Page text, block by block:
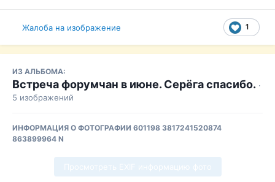
1
Жалоба на изображение
ИЗ АЛЬБОМА:
Встреча форумчан в июне. Серёга спасибо. ·
5 изображений
ИНФОРМАЦИЯ О ФОТОГРАФИИ 601198 3817241520874
863899964 N